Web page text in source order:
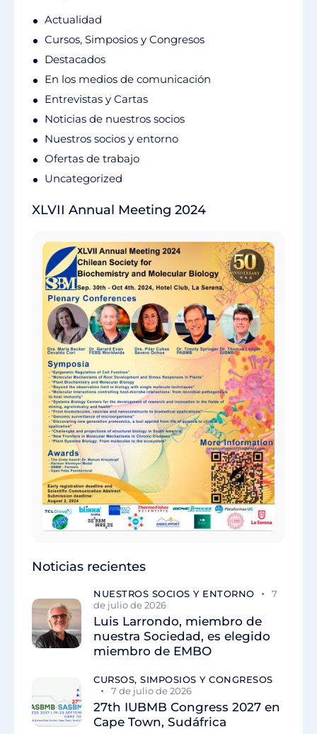
Actualidad
Cursos, Simposios y Congresos
Destacados
En los medios de comunicación
Entrevistas y Cartas
Noticias de nuestros socios
Nuestros socios y entorno
Ofertas de trabajo
Uncategorized
XLVII Annual Meeting 2024
Noticias recientes
NUESTROS SOCIOS Y ENTORNO
7
de julio de 2026
Luis Larrondo, miembro de
nuestra Sociedad, es elegido
miembro de EMBO
CURSOS, SIMPOSIOS Y CONGRESOS
7 de julio de 2026
27th IUBMB Congress 2027 en
Cape Town, Sudáfrica